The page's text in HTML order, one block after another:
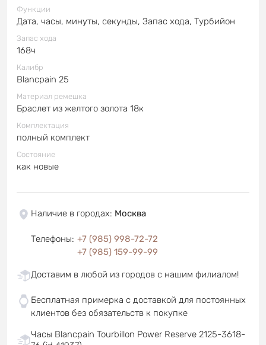
Функции
Дата, часы, минуты, секунды, Запас хода, Турбийон
Запас хода
168ч
Калибр
Blancpain 25
Материал ремешка
Браслет из желтого золота 18к
Комплектация
полный комплект
Состояние
как новые
Наличие в городах: Москва
Телефоны: +7 (985) 998-72-72
+7 (985) 159-99-99
Доставим в любой из городов с нашим филиалом!
Бесплатная примерка с доставкой для постоянных
клиентов без обязательств к покупке
Часы Blancpain Tourbillon Power Reserve 2125-3618-